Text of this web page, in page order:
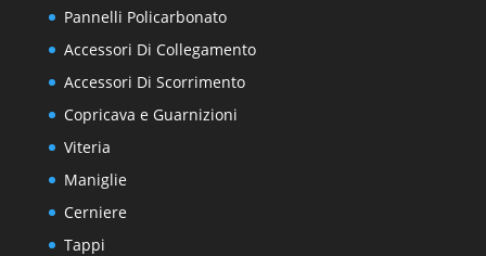
Pannelli Policarbonato
Accessori Di Collegamento
Accessori Di Scorrimento
Copricava e Guarnizioni
Viteria
Maniglie
Cerniere
Tappi